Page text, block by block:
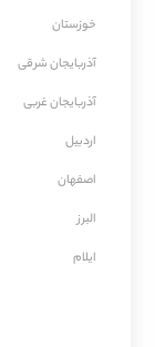
خوزستان
آذربایجان شرقی
آذربایجان غربی
اردبیل
اصفهان
البرز
ایلام